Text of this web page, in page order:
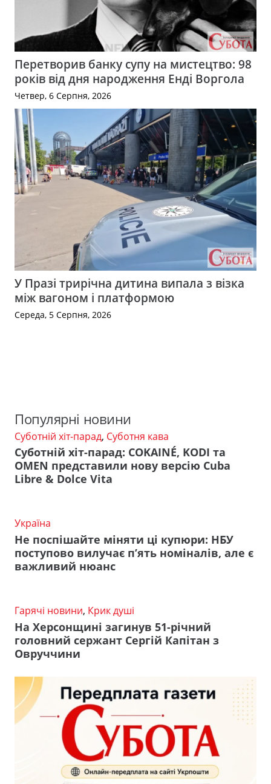
Перетворив банку супу на мистецтво: 98
років від дня народження Енді Воргола
Четвер, 6 Серпня, 2026
У Празі трирічна дитина випала з візка
між вагоном і платформою
Середа, 5 Серпня, 2026
Популярні новини
Суботній хіт-парад, Суботня кава
Суботній хіт-парад: COKAINÉ, KODI та
OMEN представили нову версію Cuba
Libre & Dolce Vita
Україна
Не поспішайте міняти ці купюри: НБУ
поступово вилучає п’ять номіналів, але є
важливий нюанс
Гарячі новини, Крик душі
На Херсонщині загинув 51-річний
головний сержант Сергій Капітан з
Овруччини